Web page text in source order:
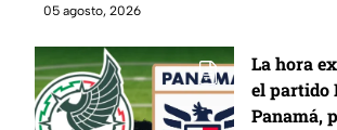
rumbo a
Olímpicos
marcador
05 agosto, 2026
La hora
el partido
Panamá,